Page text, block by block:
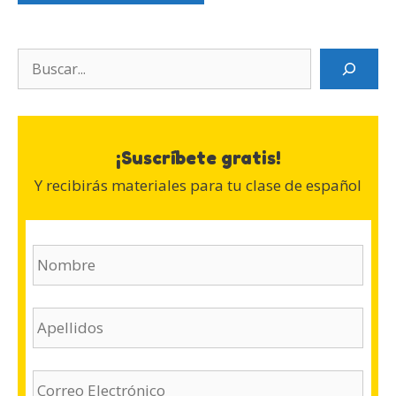
Search
¡Suscríbete gratis!
Y recibirás materiales para tu clase de español
N
o
m
A
p
e
E
m